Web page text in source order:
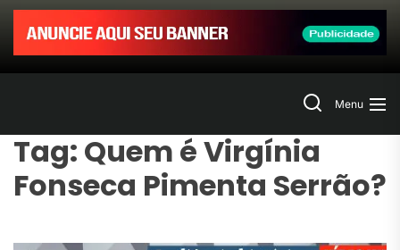
de
SearchMenu
Tag: Quem é Virgínia
Fonseca Pimenta Serrão?